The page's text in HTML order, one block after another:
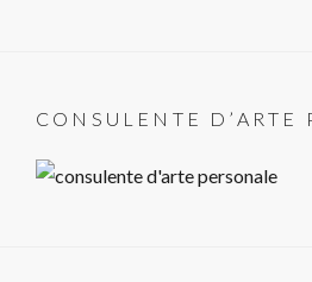
CONSULENTE D’ARTE